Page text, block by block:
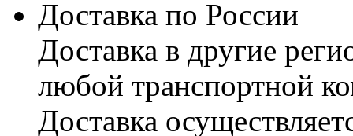
Доставка по России
Доставка в другие
любой транспортной
Доставка